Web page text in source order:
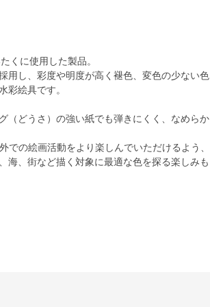
くに使用した製品。
用し、彩度や明度が高く褪色、変色の少ない色
彩絵具です。
（どうさ）の強い紙でも弾きにくく、なめらか
の絵画活動をより楽しんでいただけるよう、
海、街など描く対象に最適な色を探る楽しみも